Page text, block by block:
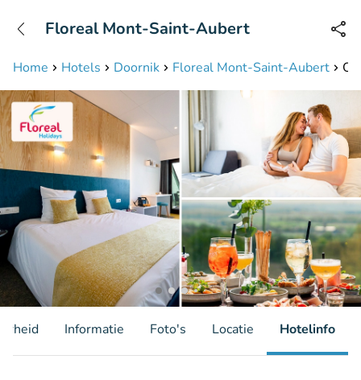
Bereikbaar tot 23:00 uur
Home Hotels Doornik Floreal Mont-Saint-Aubert
Floreal Mont-Saint-Aubert
Informatie Foto's Locatie Hotelinfo